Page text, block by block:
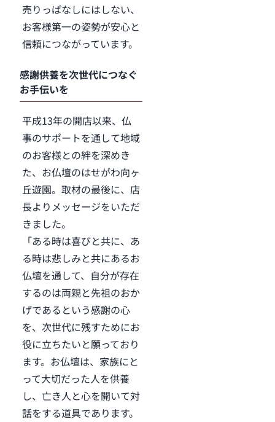
売りっぱなしにはしない、
お客様第一の姿勢が安心と
信頼につながっています。
感謝供養を次世代につなぐ
お手伝いを
平成13年の開店以来、仏
事のサポートを通して地域
のお客様との絆を深めき
た、お仏壇のはせがわ向ヶ
丘遊園。取材の最後に、店
長よりメッセージをいただ
きました。
「ある時は喜びと共に、あ
る時は悲しみと共にあるお
仏壇を通して、自分が存在
するのは両親と先祖のおか
げであるという感謝の心
を、次世代に残すためにお
役に立ちたいと願っており
ます。お仏壇は、家族にと
って大切だった人を供養
し、亡き人と心を開いて対
話をする道具であります。